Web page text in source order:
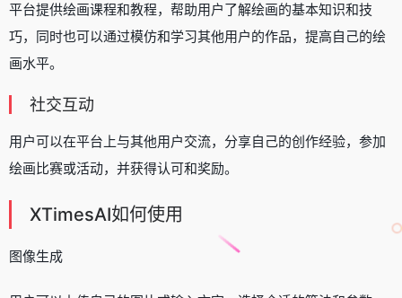
平台提供绘画课程和教程，帮助用户了解绘画的基本知识和技
巧，同时也可以通过模仿和学习其他用户的作品，提高自己的绘
画水平。
社交互动
用户可以在平台上与其他用户交流，分享自己的创作经验，参加
绘画比赛或活动，并获得认可和奖励。
XTimesAI如何使用
图像生成